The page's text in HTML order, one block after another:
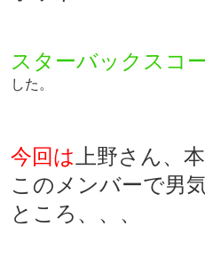
スターバックスコ
した。
今回は 上野さん、
このメンバーで男
ところ、、、